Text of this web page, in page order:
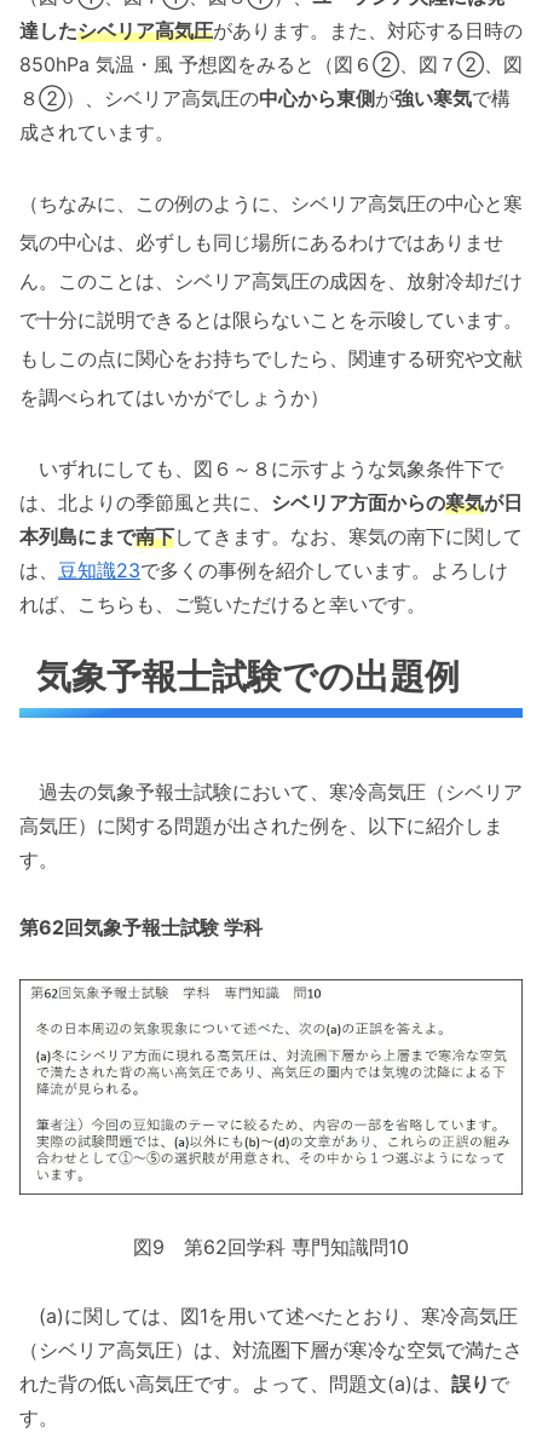
達したシベリア高気圧があります。また、対応する日時の
850hPa 気温・風 予想図をみると（図６②、図７②、図
８②）、シベリア高気圧の中心から東側が強い寒気で構
成されています。
（ちなみに、この例のように、シベリア高気圧の中心と寒
気の中心は、必ずしも同じ場所にあるわけではありませ
ん。このことは、シベリア高気圧の成因を、放射冷却だけ
で十分に説明できるとは限らないことを示唆しています。
もしこの点に関心をお持ちでしたら、関連する研究や文献
を調べられてはいかがでしょうか）
いずれにしても、図６～８に示すような気象条件下で
は、北よりの季節風と共に、 シベリア方面からの寒気が日
本列島にまで南下してきます。なお、寒気の南下に関して
は、 豆知識23で多くの事例を紹介しています。よろしけ
れば、こちらも、ご覧いただけると幸いです。
気象予報士試験での出題例
過去の気象予報士試験において、寒冷高気圧（シベリア
高気圧）に関する問題が出された例を、以下に紹介しま
す。
第62回気象予報士試験 学科
図9 第62回学科 専門知識問10
(a)に関しては、図1を用いて述べたとおり、寒冷高気圧
（シベリア高気圧）は、対流圏下層が寒冷な空気で満たさ
れた背の低い高気圧です。よって、問題文(a)は、 誤り で
す。